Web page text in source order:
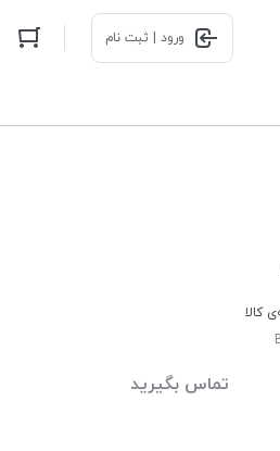
ورود | ثبت نام
کالا
تماس بگیرید